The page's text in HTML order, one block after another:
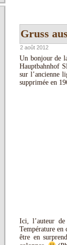
Gruss
2 août 2012
Un bonjour de
Hauptbahnhof
sur l’ancienne
supprimée en
Ici, l’auteur
Température en
être en